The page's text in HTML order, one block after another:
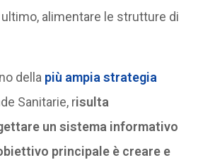
alimentare le strutture di
della più ampia strategia
Sanitarie, risulta
un sistema informativo
principale è creare e